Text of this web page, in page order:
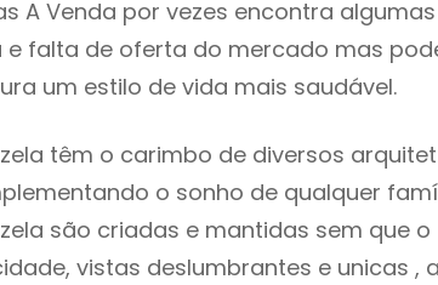
A Venda por vezes encontra
falta de oferta do mercado mas
um estilo de vida mais saudável.
têm o carimbo de diversos
o sonho de qualquer
são criadas e mantidas sem que
vistas deslumbrantes e unicas ,